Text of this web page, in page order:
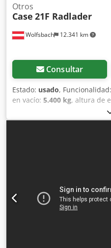
Wolfsbach 12.341 km
Otros
Case 21F Radlader
Consultar
Estado: usado, Funcionalidad:
en vacío: 5.400 kg, altura de
, horas de
longitud total:5.550 mm,